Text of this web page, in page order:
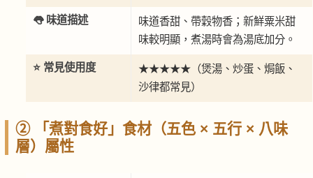
👅 味道描述
味道香甜、帶穀物香；新鮮粟米甜
味較明顯，煮湯時會為湯底加分。
⭐ 常見使用度
★★★★★（煲湯、炒蛋、焗飯、
沙律都常見）
② 「煮對食好」食材（五色 × 五行 × 八味
層）屬性